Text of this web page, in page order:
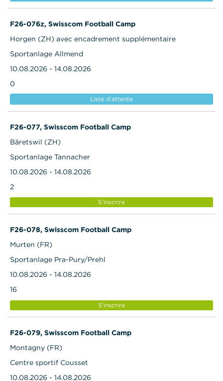
F26-076z, Swisscom Football Camp
Horgen (ZH) avec encadrement supplémentaire
Sportanlage Allmend
10.08.2026 - 14.08.2026
0
Liste d'attente
F26-077, Swisscom Football Camp
Bäretswil (ZH)
Sportanlage Tannacher
10.08.2026 - 14.08.2026
2
S'inscrire
F26-078, Swisscom Football Camp
Murten (FR)
Sportanlage Pra-Pury/Prehl
10.08.2026 - 14.08.2026
16
S'inscrire
F26-079, Swisscom Football Camp
Montagny (FR)
Centre sportif Cousset
10.08.2026 - 14.08.2026